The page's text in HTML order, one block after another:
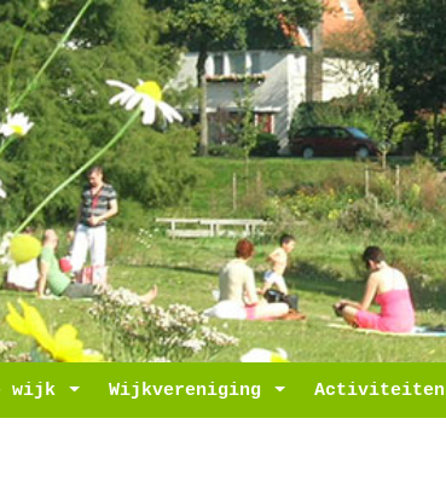
wijk Toggle Dropdown
Wijkvereniging Toggle Dropdown
Activiteiten